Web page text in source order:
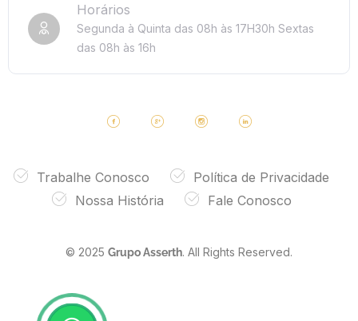
Horários
Segunda à Quinta das 08h às 17H30h Sextas
das 08h às 16h
Trabalhe Conosco
Política de Privacidade
Nossa História
Fale Conosco
© 2025 Grupo Asserth. All Rights Reserved.